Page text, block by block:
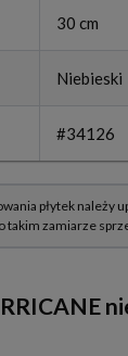
30 cm
Niebieski
#34126